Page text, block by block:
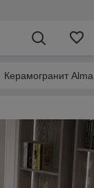
Керамогранит